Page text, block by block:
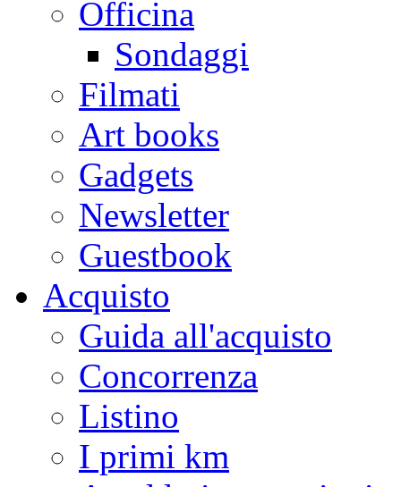
Officina
Sondaggi
Filmati
Art books
Gadgets
Newsletter
Guestbook
Acquisto
Guida all'acquisto
Concorrenza
Listino
I primi km